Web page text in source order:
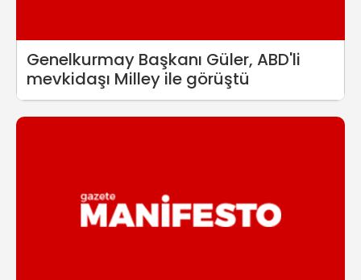
Genelkurmay Başkanı Güler, ABD'li
mevkidaşı Milley ile görüştü